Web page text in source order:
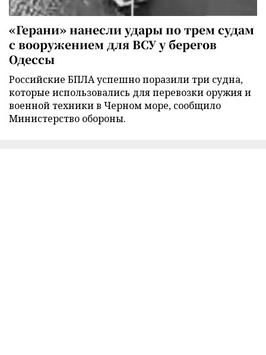
«Герани» нанесли удары по трем судам
с вооружением для ВСУ у берегов
Одессы
Российские БПЛА успешно поразили три судна,
которые использовались для перевозки оружия и
военной техники в Черном море, сообщило
Министерство обороны.